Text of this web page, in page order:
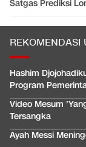
Satgas Prediksi
REKOMENDASI
Hashim
Program
Video Mesum
Tersangka
Ayah Messi